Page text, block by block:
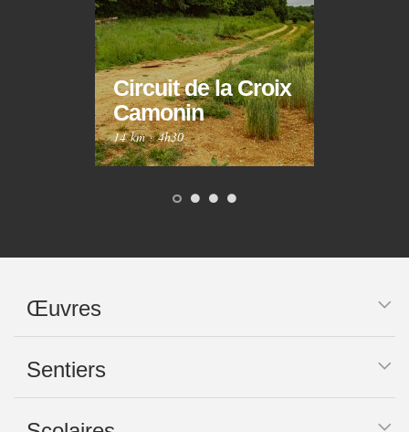
Circuit de la Croix
Camonin
14 km·4h30
Œuvres
Sentiers